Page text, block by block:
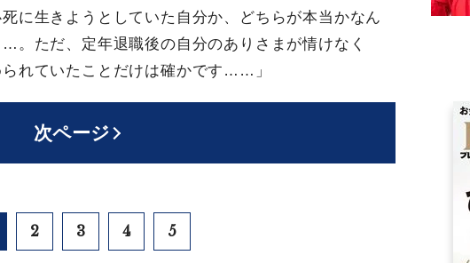
に生きようとしていた自分か、どちらが本当かなん
ただ、定年退職後の自分のありさまが情けなく
れていたことだけは確かです……」
次ページ
2 3 4 5